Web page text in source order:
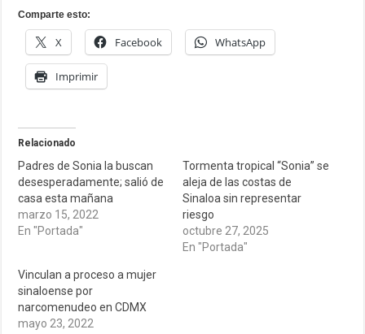
Comparte esto:
X Facebook WhatsApp
Imprimir
Relacionado
Padres de Sonia la buscan
desesperadamente; salió de
casa esta mañana
marzo 15, 2022
En "Portada"
Tormenta tropical “Sonia” se
aleja de las costas de
Sinaloa sin representar
riesgo
octubre 27, 2025
En "Portada"
Vinculan a proceso a mujer
sinaloense por
narcomenudeo en CDMX
mayo 23, 2022